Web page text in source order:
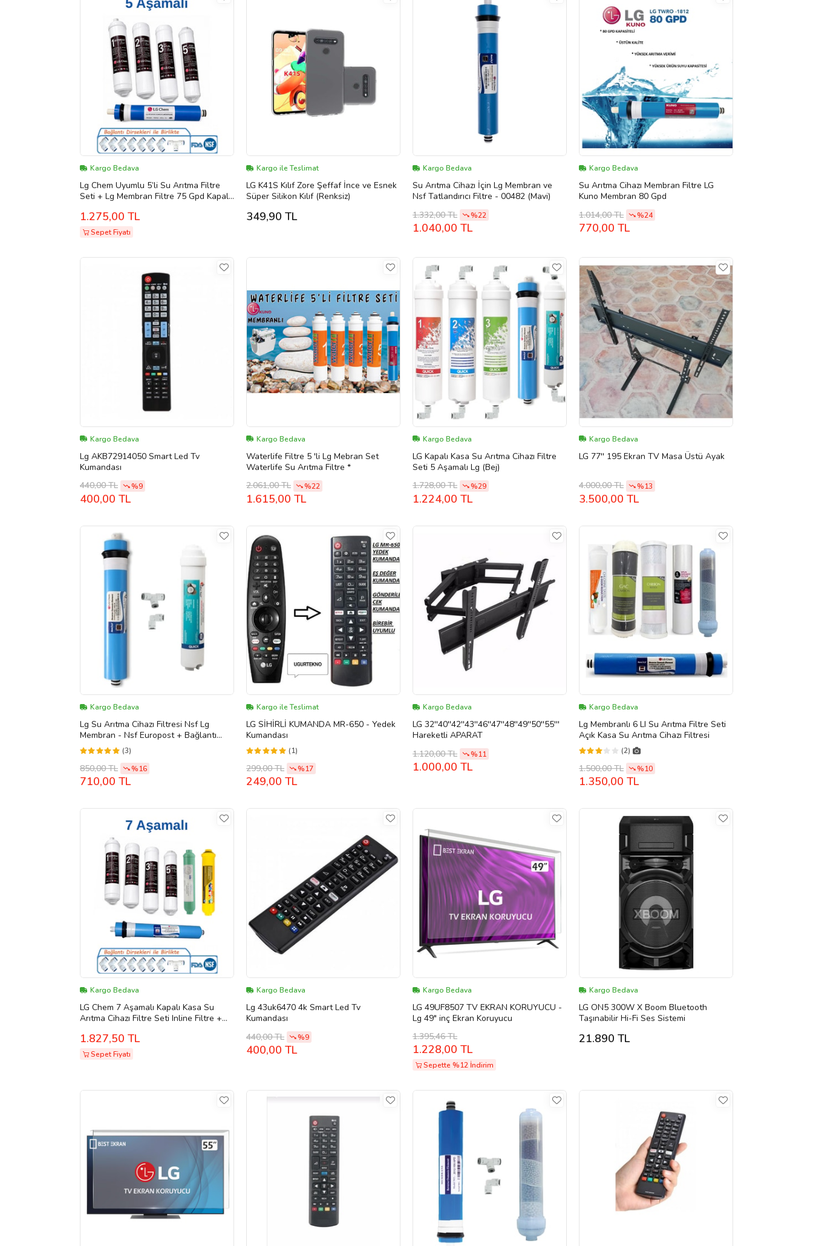
Kargo Bedava
Lg Chem Uyumlu 5’li Su Arıtma Filtre
Seti + Lg Membran Filtre 75 Gpd Kapalı
1.275,00 TL
Sepet Fiyatı
Kargo ile Teslimat
LG K41S Kılıf Zore Şeffaf İnce ve Esnek
Süper Silikon Kılıf (Renksiz)
349,90 TL
Kargo Bedava
Su Arıtma Cihazı İçin Lg Membran ve
Nsf Tatlandırıcı Filtre - 00482 (Mavi)
1.332,00 TL
%22
1.040,00 TL
Kargo Bedava
Su Arıtma Cihazı Membran Filtre LG
Kuno Membran 80 Gpd
1.014,00 TL
%24
770,00 TL
Kargo Bedava
Lg AKB72914050 Smart Led Tv
Kumandası
440,00 TL
%9
400,00 TL
Kargo Bedava
Waterlife Filtre 5 'li Lg Mebran Set
Waterlife Su Arıtma Filtre *
2.061,00 TL
%22
1.615,00 TL
Kargo Bedava
LG Kapalı Kasa Su Arıtma Cihazı Filtre
Seti 5 Aşamalı Lg (Bej)
1.728,00 TL
%29
1.224,00 TL
Kargo Bedava
LG 77'' 195 Ekran TV Masa Üstü Ayak
4.000,00 TL %13
3.500,00 TL
Kargo Bedava
Lg Su Arıtma Cihazı Filtresi Nsf Lg
Membran - Nsf Europost + Bağlantı
Dirsekleri Hediye
(3)
850,00 TL %16
710,00 TL
Kargo ile Teslimat
LG SİHİRLİ KUMANDA MR-650 - Yedek
Kumandası
(1)
299,00 TL %17
249,00 TL
Kargo Bedava
LG 32''40''42''43''46''47''48''49''50''55'''
Hareketli APARAT
1.120,00 TL
%11
1.000,00 TL
Kargo Bedava
Lg Membranlı 6 LI Su Arıtma Filtre Seti
Açık Kasa Su Arıtma Cihazı Filtresi
(2)
1.500,00 TL %10
1.350,00 TL
Kargo Bedava
LG Chem 7 Aşamalı Kapalı Kasa Su
Arıtma Cihazı Filtre Seti Inline Filtre +
Karbon Tam Set
1.827,50 TL
Sepet Fiyatı
Kargo Bedava
Lg 43uk6470 4k Smart Led Tv
Kumandası
440,00 TL
%9
400,00 TL
Kargo Bedava
LG 49UF8507 TV EKRAN KORUYUCU -
Lg 49" inç Ekran Koruyucu
1.395,46 TL
1.228,00 TL
Sepette %12 İndirim
Kargo Bedava
LG ON5 300W X Boom Bluetooth
Taşınabilir Hi-Fi Ses Sistemi
21.890 TL